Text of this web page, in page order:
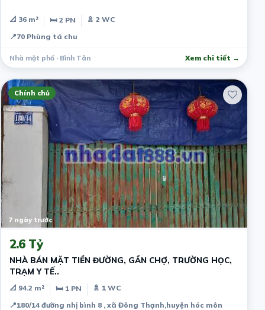
📐 36 m² 🛏 2 PN
🚿 2 WC
📍70 Phùng tá chu
Nhà mặt phố · Bình Tân Xem chi tiết →
Chính chủ
7 ngày trước
2.6 Tỷ
NHÀ BÁN MẶT TIỀN ĐƯỜNG, GẦN CHỢ, TRƯỜNG HỌC,
TRẠM Y TẾ..
📐 94.2 m² 🛏 1 PN
🚿 1 WC
📍180/14 đường nhị bình 8 , xã Đông Thạnh,huyện hóc môn